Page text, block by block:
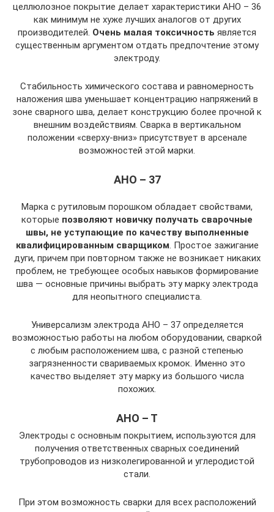
целлюлозное покрытие делает характеристики АНО – 36
как минимум не хуже лучших аналогов от других
производителей. Очень малая токсичность является
существенным аргументом отдать предпочтение этому
электроду.
Стабильность химического состава и равномерность
наложения шва уменьшает концентрацию напряжений в
зоне сварного шва, делает конструкцию более прочной к
внешним воздействиям. Сварка в вертикальном
положении «сверху-вниз» присутствует в арсенале
возможностей этой марки.
АНО – 37
Марка с рутиловым порошком обладает свойствами,
которые позволяют новичку получать сварочные
швы, не уступающие по качеству выполненные
квалифицированным сварщиком. Простое зажигание
дуги, причем при повторном также не возникает никаких
проблем, не требующее особых навыков формирование
шва — основные причины выбрать эту марку электрода
для неопытного специалиста.
Универсализм электрода АНО – 37 определяется
возможностью работы на любом оборудовании, сваркой
с любым расположением шва, с разной степенью
загрязненности свариваемых кромок. Именно это
качество выделяет эту марку из большого числа
похожих.
АНО – Т
Электроды с основным покрытием, используются для
получения ответственных сварных соединений
трубопроводов из низколегированной и углеродистой
стали.
При этом возможность сварки для всех расположений